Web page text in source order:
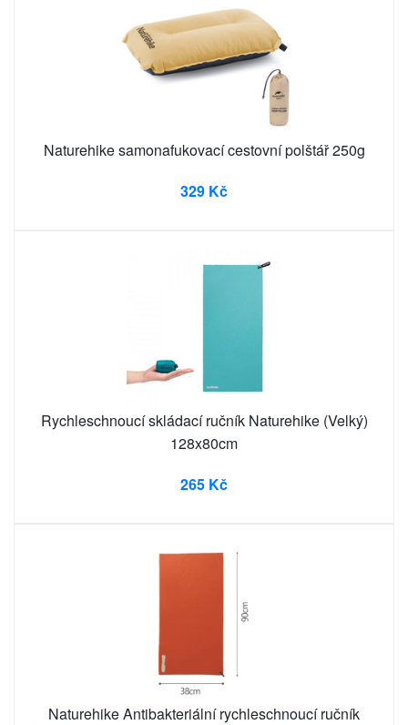
Naturehike samonafukovací cestovní polštář 250g
329 Kč
Rychleschnoucí skládací ručník Naturehike (Velký)
128x80cm
265 Kč
Naturehike Antibakteriální rychleschnoucí ručník